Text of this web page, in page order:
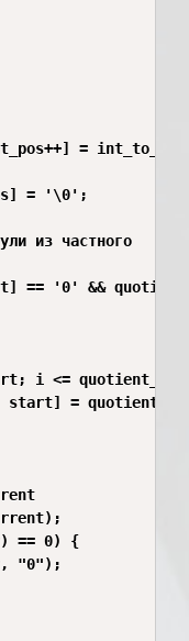
=
= '\0';
из частного
== '0' &&
i <=
start] =
== 0) {
"0");